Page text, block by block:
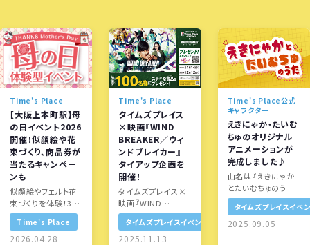
Time's Place
【大阪上本町駅】母
の日イベント2026
開催！似顔絵や花
束づくり、商品券が
当たるキャンペー
ンも
似顔絵やフェルト花
束づくりを体験！3施
設（上本町・難波・あ
べの）のレシートで
参加可能
Time's Place
2026.04.28
Time's Place
タイムズプレイス
×映画『WIND
BREAKER／ウィ
ンドブレイカー』
タイアップ企画を
開催！
タイムズプレイス×
映画『WIND
BREAKER／ウィンド
ブレイカー』キャン
ペーンを実施し…
タイムズプレイスイベント
2025.11.13
Time's Place公式
キャラクター
えきにゃか・たいむ
ちゅのオリジナル
アニメーションが
完成しました♪
曲名は『えきにゃか
とたいむちゅのうた』
です！
タイムズプレイスイベ
2025.09.05